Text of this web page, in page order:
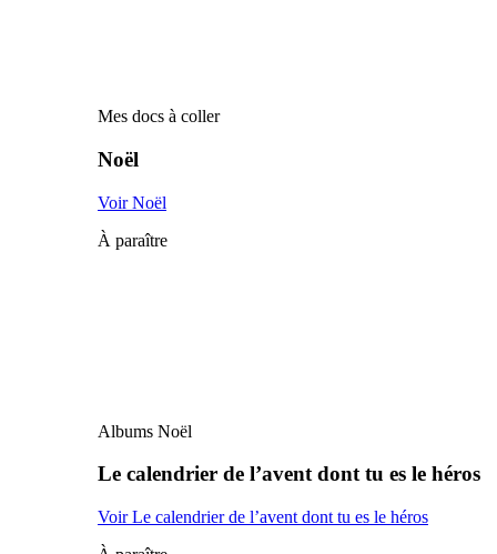
Mes docs à coller
Noël
Voir Noël
À paraître
Albums Noël
Le calendrier de l’avent dont tu es le héros
Voir Le calendrier de l’avent dont tu es le héros